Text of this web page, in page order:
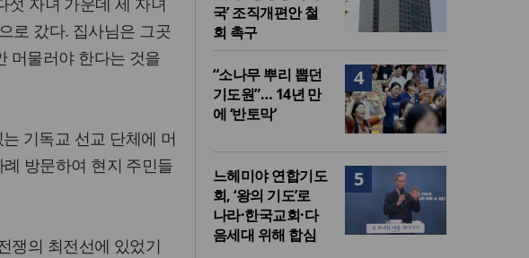
로 갔다. 집사님은 그곳
머물러야 한다는 것을
기독교 선교 단체에 머
방문하여 현지 주민들
쟁의 최전선에 있었기
국’ 조직개편안 철
회 촉구
4
“소나무 뿌리 뽑던
기도원”… 14년 만
에 ‘반토막’
5
느헤미야 연합기도
회, ‘왕의 기도’로
나라·한국교회·다
음세대 위해 합심